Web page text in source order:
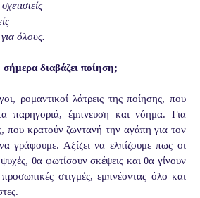
όλους.
διαβάζει ποίηση;
ρομαντικοί λάτρεις της ποίησης, που
παρηγοριά, έμπνευση και νόημα. Για
που κρατούν ζωντανή την αγάπη για τον
γράφουμε. Αξίζει να ελπίζουμε πως οι
θα φωτίσουν σκέψεις και θα γίνουν
στιγμές, εμπνέοντας όλο και